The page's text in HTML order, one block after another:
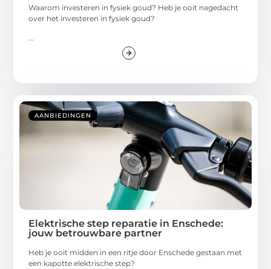
Waarom investeren in fysiek goud? Heb je ooit nagedacht
over het investeren in fysiek goud?
...
AANBIEDINGEN
Elektrische step reparatie in Enschede:
jouw betrouwbare partner
Heb je ooit midden in een ritje door Enschede gestaan met
een kapotte elektrische step?